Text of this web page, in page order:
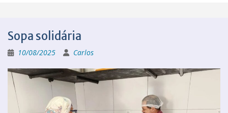
Sopa solidária
10/08/2025 Carlos